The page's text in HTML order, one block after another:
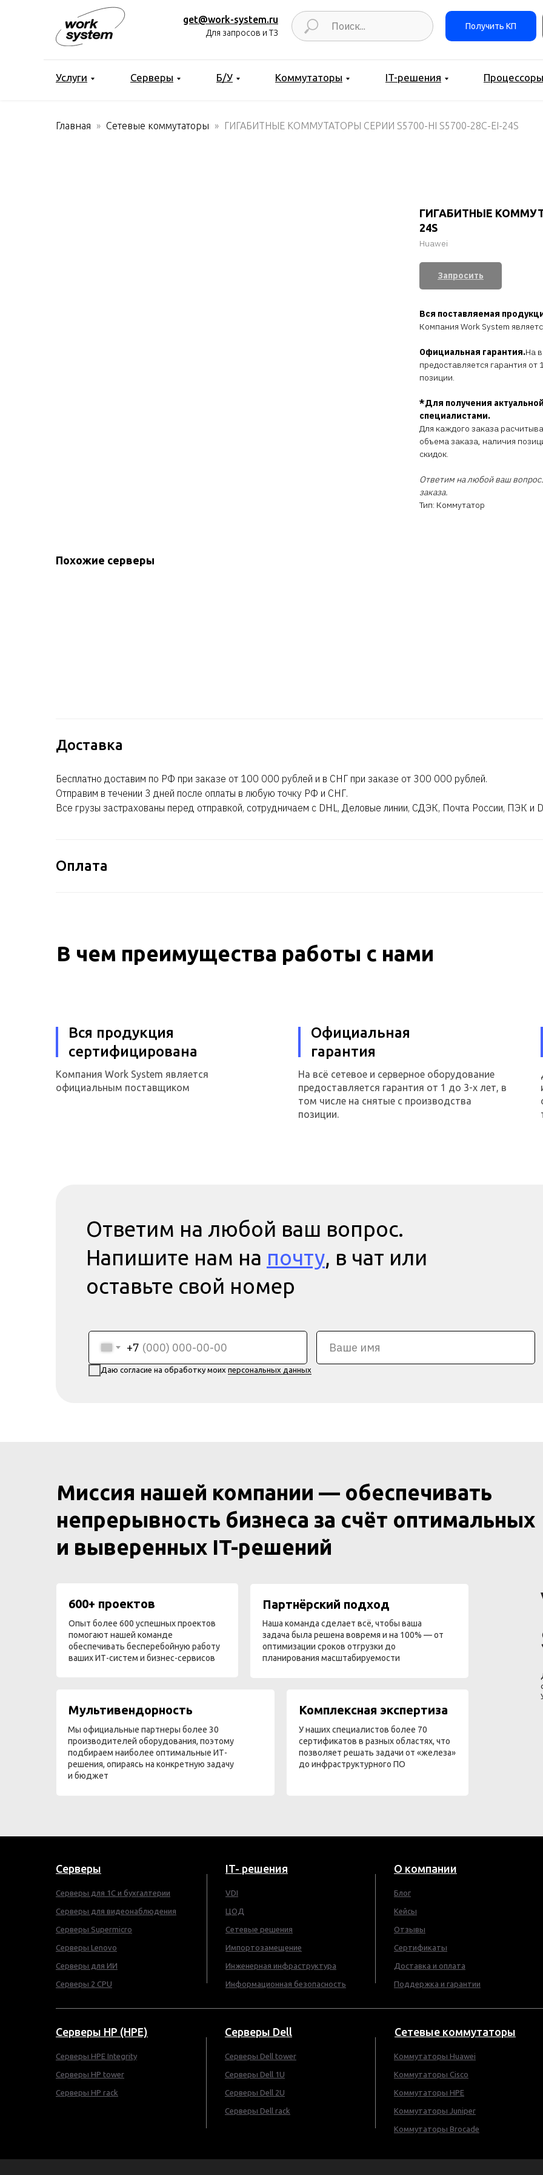
get@work-system.ru
Для запросов и ТЗ
Получить КП
Услуги Серверы Б/У Коммутаторы IT-решения Процессоры
Главная Сетевые коммутаторы ГИГАБИТНЫЕ КОММУТАТОРЫ СЕРИИ S5700-HI S5700-28C-EI-24S
ГИГАБИТНЫЕ
24S
Huawei
Запросить
Вся поставляемая
Компания Work System
Официальная гарантия.На
предоставляется гарантия
позиции.
*Для получения
специалистами.
Для каждого заказа
объема заказа, наличия
скидок.
Ответим на любой ваш
заказа.
Тип: Коммутатор
Похожие серверы
Доставка
Бесплатно доставим по РФ при заказе от 100 000 рублей и в СНГ при заказе от 300 000 рублей.
Отправим в течении 3 дней после оплаты в любую точку РФ и СНГ.
Все грузы застрахованы перед отправкой, сотрудничаем с DHL, Деловые линии, СДЭК, Почта России, ПЭК и
Оплата
В чем преимущества работы с нами
Вся продукция
сертифицирована
Компания Work System является
официальным поставщиком
Официальная
гарантия
На всё сетевое и серверное оборудование
предоставляется гарантия от 1 до 3-х лет, в
том числе на снятые с производства
позиции.
Ответим на любой ваш вопрос.
Напишите нам на почту, в чат или
оставьте свой номер
+7
Даю согласие на обработку моих персональных данных
Миссия нашей компании — обеспечивать
непрерывность бизнеса за счёт оптимальных
и выверенных IT-решений
600+ проектов
Опыт более 600 успешных проектов
помогают нашей команде
обеспечивать бесперебойную работу
ваших ИТ-систем и бизнес-сервисов
Мультивендорность
Мы официальные партнеры более 30
производителей оборудования, поэтому
подбираем наиболее оптимальные ИТ-
решения, опираясь на конкретную задачу
и бюджет
Комплексная экспертиза
У наших специалистов более 70
сертификатов в разных областях, что
позволяет решать задачи от «железа»
до инфраструктурного ПО
Партнёрский подход
Наша команда сделает всё, чтобы ваша
задача была решена вовремя и на 100% — от
оптимизации сроков отгрузки до
планирования масштабируемости
Серверы О компании
Серверы HP (HPE) Серверы Dell Сетевые коммутаторы
Серверы для 1С и бухгалтерии
Серверы для видеонаблюдения
Серверы Supermicro
Серверы HPE Integrity
Cерверы HP tower
Cерверы HP rack
Серверы Lenovo
Серверы для ИИ
Серверы 2 CPU
Cерверы Dell tower
Серверы Dell 1U
Серверы Dell 2U
Серверы Dell rack
VDI
ЦОД
Сетевые решения
Импортозамещение
Инженерная инфраструктура
Информационная безопасность
IT- решения
Блог
Кейсы
Отзывы
Сертификаты
Доставка и оплата
Поддержка и гарантии
Коммутаторы Huawei
Коммутаторы Cisco
Коммутаторы HPE
Коммутаторы Juniper
Коммутаторы Brocade